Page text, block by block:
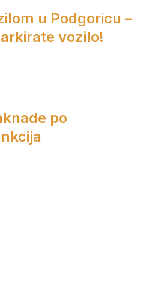
u Podgoricu –
vozilo!
po